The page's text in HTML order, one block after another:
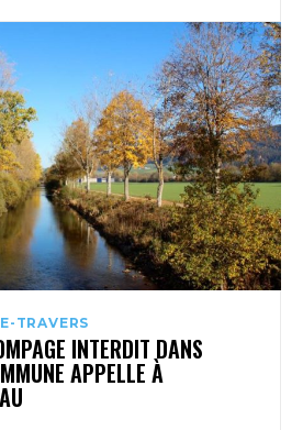
TRAVERS
INTERDIT DANS
APPELLE À